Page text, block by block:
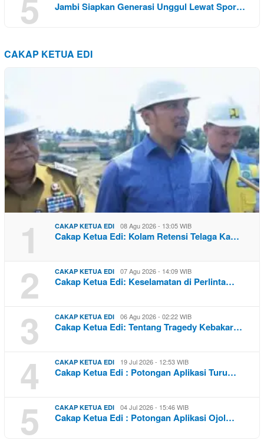
Jambi Siapkan Generasi Unggul Lewat Spor…
CAKAP KETUA EDI
1 CAKAP KETUA EDI 08 Agu 2026 - 13:05 WIB
Cakap Ketua Edi: Kolam Retensi Telaga Ka…
2 CAKAP KETUA EDI 07 Agu 2026 - 14:09 WIB
Cakap Ketua Edi: Keselamatan di Perlinta…
3 CAKAP KETUA EDI 06 Agu 2026 - 02:22 WIB
Cakap Ketua Edi: Tentang Tragedy Kebakar…
4 CAKAP KETUA EDI 19 Jul 2026 - 12:53 WIB
Cakap Ketua Edi : Potongan Aplikasi Turu…
5 CAKAP KETUA EDI 04 Jul 2026 - 15:46 WIB
Cakap Ketua Edi : Potongan Aplikasi Ojol…